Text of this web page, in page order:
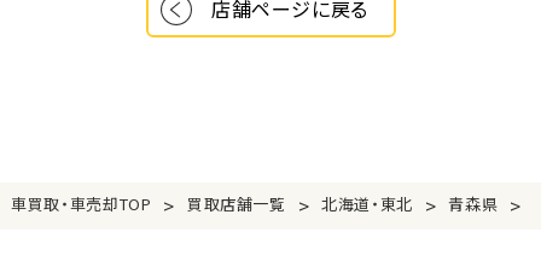
店舗ページに戻る
車買取・車売却TOP > 買取店舗一覧 > 北海道・東北 > 青森県 >